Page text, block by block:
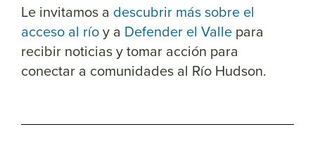
Le invitamos a descubrir más sobre el
acceso al ríoy a Defender el Valle para
recibir noticias y tomar acción para
conectar a comunidades al Río Hudson.